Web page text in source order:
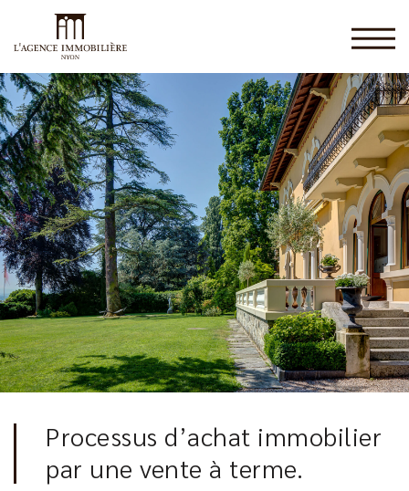
Processus d’achat immobilier
par une vente à terme.